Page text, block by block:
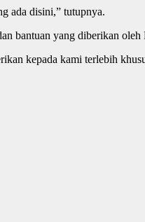
ada disini,” tutupnya.
bantuan yang diberikan oleh
kepada kami terlebih